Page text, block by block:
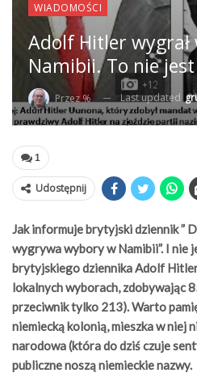
WIADOMOŚCI
Adolf Hitler
Namibii. To nie
Przez % Last updated
1
Udostępnij
Jak informuje brytyjski dziennik ”
wygrywa wybory w Namibii”. I nie
brytyjskiego dziennika Adolf
lokalnych wyborach, zdobywając
przeciwnik tylko 213). Warto
niemiecką kolonią, mieszka w niej
narodowa (która do dziś czuje
publiczne noszą niemieckie nazwy.